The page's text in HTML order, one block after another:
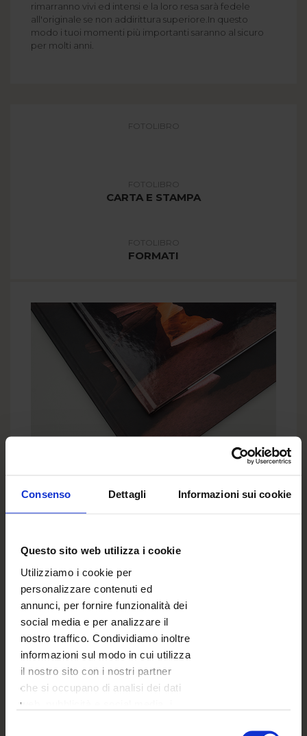
Consenso Dettagli Informazioni sui cookie
Questo sito web utilizza i cookie
Utilizziamo i cookie per
personalizzare contenuti ed
annunci, per fornire funzionalità dei
social media e per analizzare il
nostro traffico. Condividiamo inoltre
informazioni sul modo in cui utilizza
il nostro sito con i nostri partner
che si occupano di analisi dei dati
web, pubblicità e social media, i
rimarranno vivi ed intensi e la loro resa sarà fedele
all'originale se non addirittura superiore.In questo
modo i tuoi momenti più importanti saranno al sicuro
per molti anni.
FOTOLIBRO
FOTOLIBRO
CARTA E STAMPA
FOTOLIBRO
FORMATI
COPERTINA
FOTOLIBRO CON COPERTINA RIGIDA
oppure lucido, completamente personalizzabile
Scegli il modello